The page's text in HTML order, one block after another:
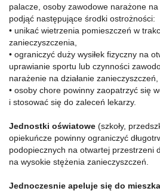
palacze, osoby zawodowe narażone na
podjąć następujące środki ostrożności:
• unikać wietrzenia pomieszczeń w
zanieczyszczenia,
• ograniczyć duży wysiłek fizyczny na
uprawianie sportu lub czynności
narażenie na działanie zanieczyszczeń,
• osoby chore powinny zaopatrzyć się
i stosować się do zaleceń lekarzy.
Jednostki oświatowe (szkoły,
opiekuńcze powinny ograniczyć
podopiecznych na otwartej przestrzeni
na wysokie stężenia zanieczyszczeń.
Jednoczesnie apeluje się do